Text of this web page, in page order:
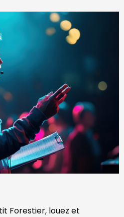
Forestier, louez et